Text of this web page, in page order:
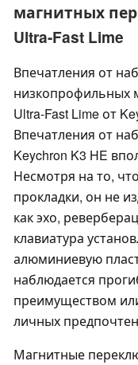
магнитных
Ultra-Fast Lime
Впечатления от
низкопрофильных
Ultra-Fast Lime от
Впечатления от
Keychron K3 HE
Несмотря на то,
прокладки, он не
как эхо,
клавиатура
алюминиевую
наблюдается
преимуществом
личных
Магнитные